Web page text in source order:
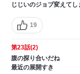
じじいのジョブ変えてし
19
第23話(2)
腹の探り合いだね
最近の展開すき